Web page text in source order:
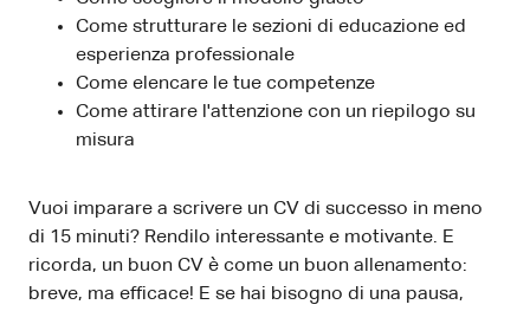
Come strutturare le sezioni di educazione ed
esperienza professionale
Come elencare le tue competenze
Come attirare l'attenzione con un riepilogo su
misura
Vuoi imparare a scrivere un CV di successo in meno
di 15 minuti? Rendilo interessante e motivante. E
ricorda, un buon CV è come un buon allenamento:
breve, ma efficace! E se hai bisogno di una pausa,